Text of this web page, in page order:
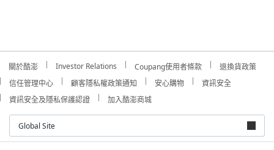
關於酷澎 Investor Relations Coupang使用者條款
退換貨政策
信任管理中心
顧客隱私權政策通知 安心購物
資訊安全
資訊安全及隱私保護認證
加入酷澎商城
Global Site